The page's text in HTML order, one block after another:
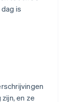
is
en ze